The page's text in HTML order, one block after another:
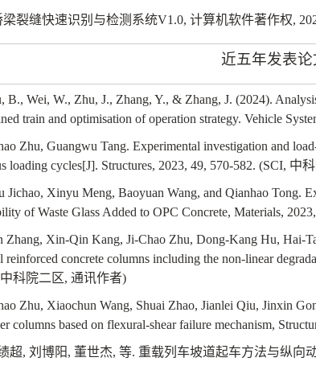
梁裂缝快速识别与检测系统V1.0, 计算机软件著作权,
近五年发表
B., Wei, W., Zhu, J., Zhang, Y., & Zhang, J. (2024).
train and optimisation of operation strategy. Vehicle
Zhu, Guangwu Tang. Experimental investigation and
loading cycles[J]. Structures, 2023, 49, 570-582. (SCI, 中
Jichao, Xinyu Meng, Baoyuan Wang, and Qianhao Tong.
of Waste Glass Added to OPC Concrete, Materials,
Zhang, Xin-Qin Kang, Ji-Chao Zhu, Dong-Kang Hu, Hai-
reinforced concrete columns including the non-linear
中科院二区, 通讯作者)
Zhu, Xiaochun Wang, Shuai Zhao, Jianlei Qiu, Jinxin
columns based on flexural-shear failure mechanism,
超, 刘博阳, 董世杰, 等. 重载列车坡道起车方法与纵向